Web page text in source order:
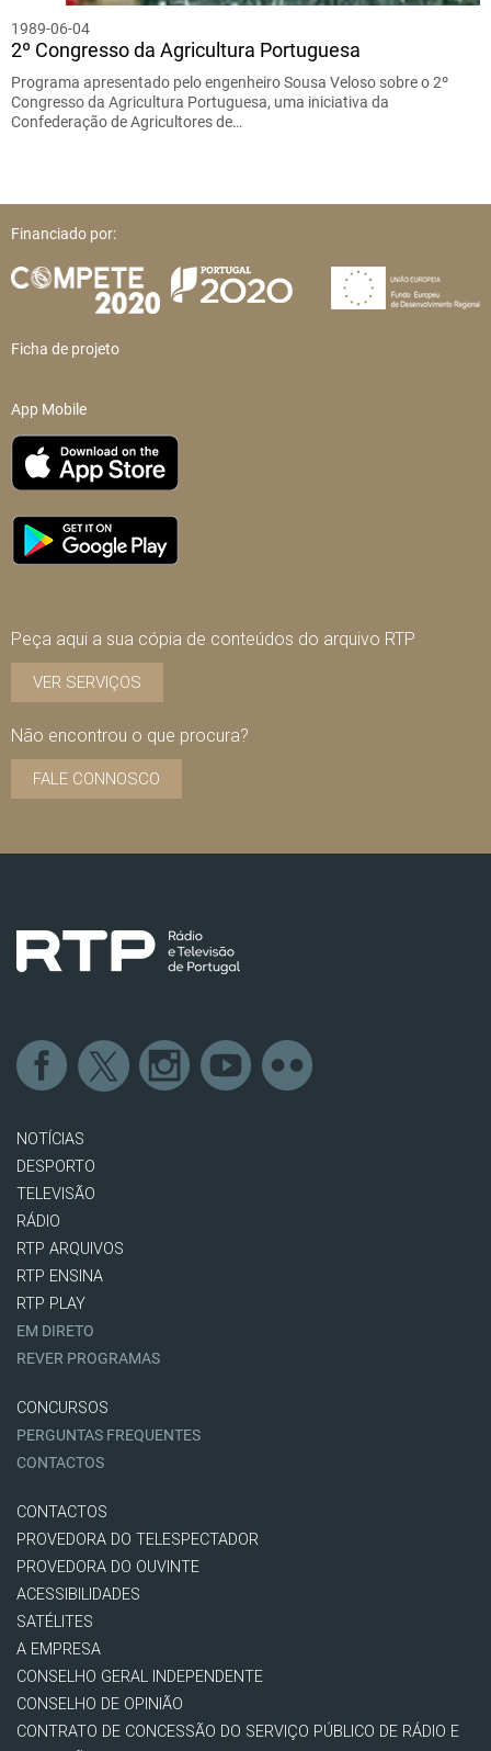
1989-06-04
2º Congresso da Agricultura Portuguesa
Programa apresentado pelo engenheiro Sousa Veloso sobre o 2º
Congresso da Agricultura Portuguesa, uma iniciativa da
Confederação de Agricultores de…
Financiado por:
Ficha de projeto
App Mobile
Peça aqui a sua cópia de conteúdos do arquivo RTP
VER SERVIÇOS
Não encontrou o que procura?
FALE CONNOSCO
NOTÍCIAS
DESPORTO
TELEVISÃO
RÁDIO
RTP ARQUIVOS
RTP ENSINA
RTP PLAY
EM DIRETO
REVER PROGRAMAS
CONCURSOS
PERGUNTAS FREQUENTES
CONTACTOS
CONTACTOS
PROVEDORA DO TELESPECTADOR
PROVEDORA DO OUVINTE
ACESSIBILIDADES
SATÉLITES
A EMPRESA
CONSELHO GERAL INDEPENDENTE
CONSELHO DE OPINIÃO
CONTRATO DE CONCESSÃO DO SERVIÇO PÚBLICO DE RÁDIO E